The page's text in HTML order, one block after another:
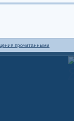
прочитанными